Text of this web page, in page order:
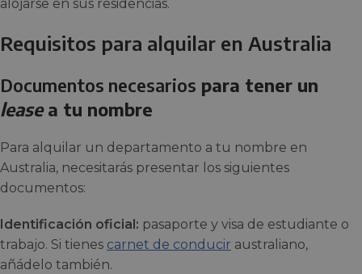
alojarse en sus residencias.
Requisitos para alquilar en Australia
Documentos necesarios para tener un
leasea tu nombre
Para alquilar un departamento a tu nombre en
Australia, necesitarás presentar los siguientes
documentos:
Identificación oficial: pasaporte y visa de estudiante o
trabajo. Si tienes carnet de conducir australiano,
añádelo también.